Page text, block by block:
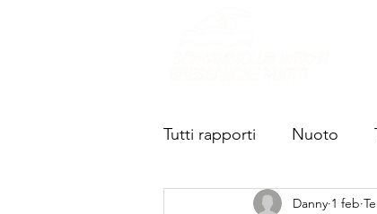
Tutti rapporti Nuoto
Danny 1 feb